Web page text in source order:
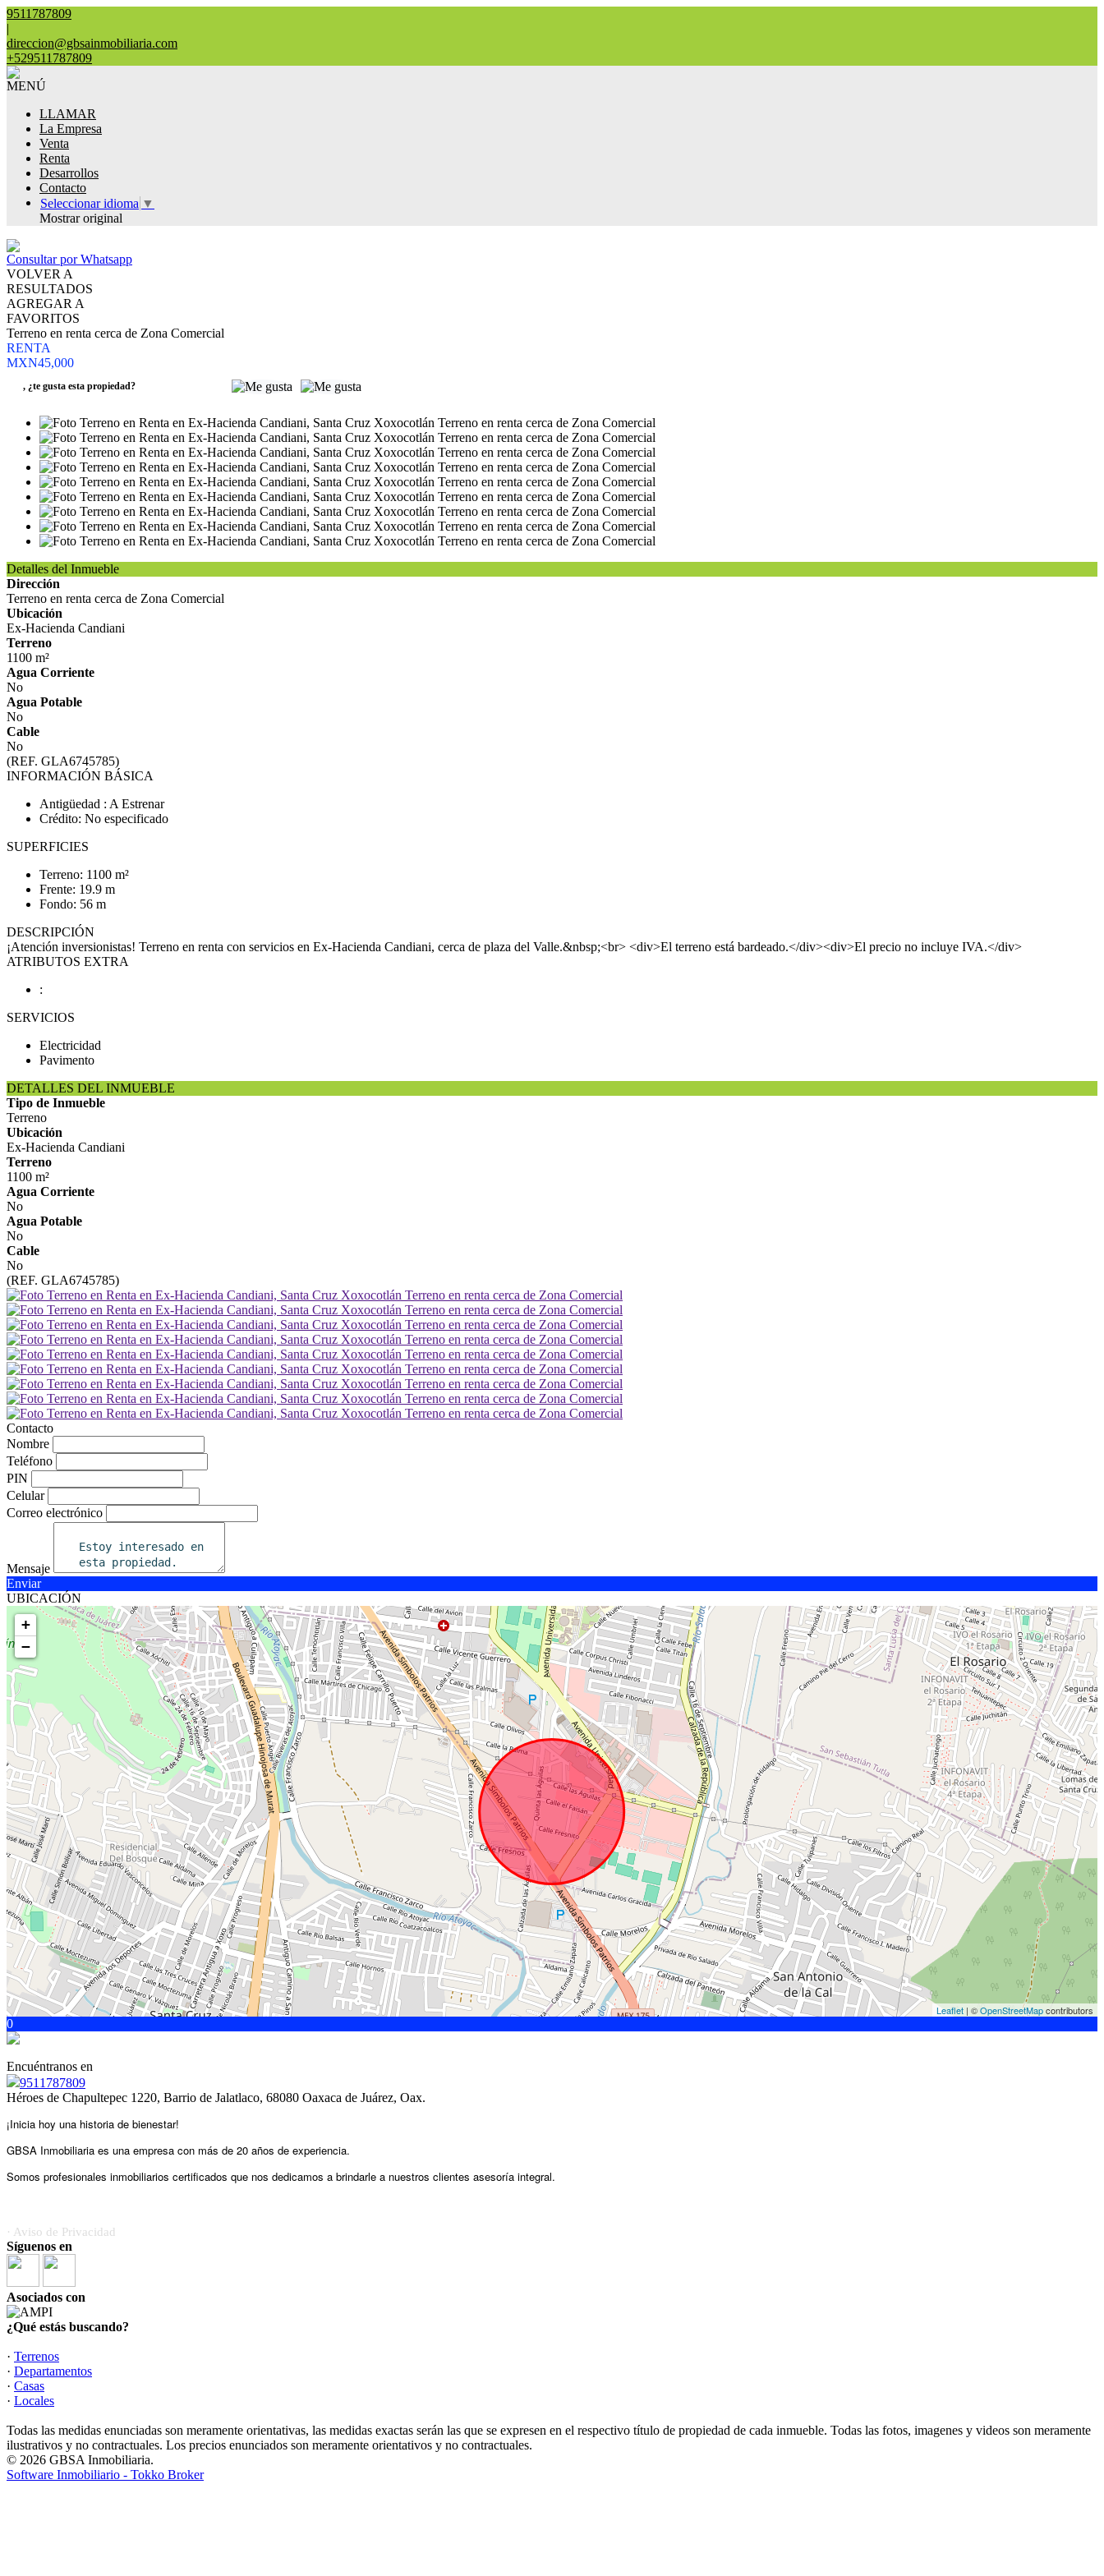
9511787809
|
direccion@gbsainmobiliaria.com
+529511787809
MENÚ
LLAMAR
La Empresa
Venta
Renta
Desarrollos
Contacto
Seleccionar idioma ▼
Mostrar original
Consultar por Whatsapp
VOLVER A
RESULTADOS
AGREGAR A
FAVORITOS
Terreno en renta cerca de Zona Comercial
RENTA
MXN45,000
, ¿te gusta esta propiedad?
Detalles del Inmueble
Dirección
Terreno en renta cerca de Zona Comercial
Ubicación
Ex-Hacienda Candiani
Terreno
1100 m²
Agua Corriente
No
Agua Potable
No
Cable
No
(REF. GLA6745785)
INFORMACIÓN BÁSICA
Antigüedad : A Estrenar
Crédito: No especificado
SUPERFICIES
Terreno: 1100 m²
Frente: 19.9 m
Fondo: 56 m
DESCRIPCIÓN
¡Atención inversionistas! Terreno en renta con servicios en Ex-Hacienda Candiani, cerca de plaza del Valle.&nbsp;<br> <div>El terreno está bardeado.</div><div>El precio no incluye IVA.</div>
ATRIBUTOS EXTRA
:
SERVICIOS
Electricidad
Pavimento
DETALLES DEL INMUEBLE
Tipo de Inmueble
Terreno
Ubicación
Ex-Hacienda Candiani
Terreno
1100 m²
Agua Corriente
No
Agua Potable
No
Cable
No
(REF. GLA6745785)
Contacto
Nombre
Teléfono
PIN
Celular
Correo electrónico
Mensaje
Enviar
UBICACIÓN
+
−
Leaflet | ©OpenStreetMapcontributors
0
Encuéntranos en
9511787809
Héroes de Chapultepec 1220, Barrio de Jalatlaco, 68080 Oaxaca de Juárez, Oax.
¡Inicia hoy una historia de bienestar!
GBSA Inmobiliaria es una empresa con más de 20 años de experiencia.
Somos profesionales inmobiliarios certificados que nos dedicamos a brindarle a nuestros clientes asesoría integral.
· Aviso de Privacidad
Síguenos en
Asociados con
¿Qué estás buscando?
· Terrenos
· Departamentos
· Casas
· Locales
Todas las medidas enunciadas son meramente orientativas, las medidas exactas serán las que se expresen en el respectivo título de propiedad de cada inmueble. Todas las fotos, imagenes y videos son meramente
ilustrativos y no contractuales. Los precios enunciados son meramente orientativos y no contractuales.
© 2026 GBSA Inmobiliaria.
Software Inmobiliario - Tokko Broker